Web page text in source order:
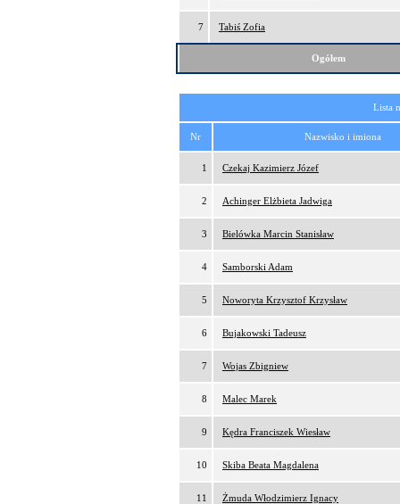
7 Tabiś Zofia
Ogółem
Lista
Nr Nazwisko i imiona
1 Czekaj Kazimierz Józef
2 Achinger Elżbieta Jadwiga
3 Bielówka Marcin Stanisław
4 Samborski Adam
5 Noworyta Krzysztof Krzysław
6 Bujakowski Tadeusz
7 Wojas Zbigniew
8 Malec Marek
9 Kędra Franciszek Wiesław
10 Skiba Beata Magdalena
11 Żmuda Włodzimierz Ignacy